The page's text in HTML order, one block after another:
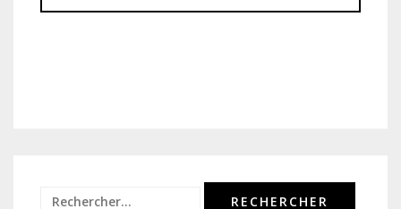
Rechercher :